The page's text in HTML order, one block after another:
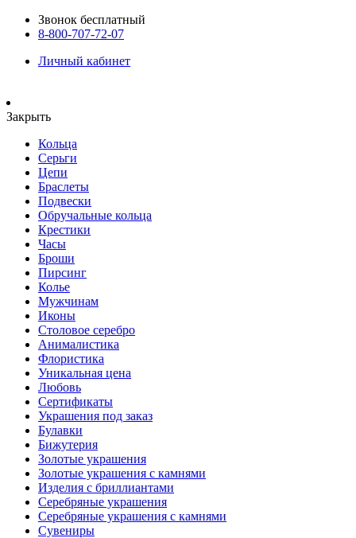
Звонок бесплатный
8-800-707-72-07
Личный кабинет
Закрыть
Кольца
Серьги
Цепи
Браслеты
Подвески
Обручальные кольца
Крестики
Часы
Броши
Пирсинг
Колье
Мужчинам
Иконы
Столовое серебро
Анималистика
Флористика
Уникальная цена
Любовь
Сертификаты
Украшения под заказ
Булавки
Бижутерия
Золотые украшения
Золотые украшения с камнями
Изделия с бриллиантами
Серебряные украшения
Серебряные украшения с камнями
Сувениры